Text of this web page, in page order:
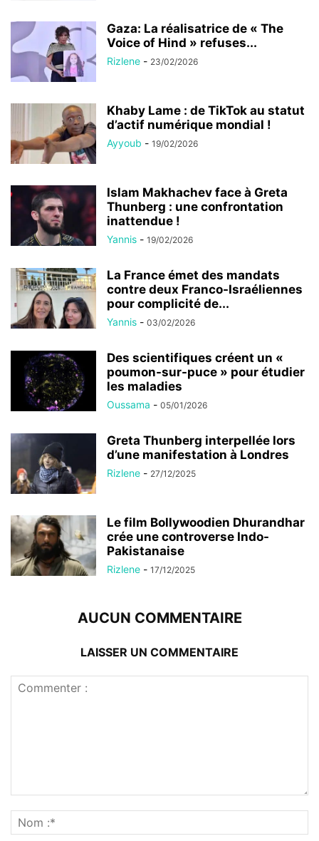
Gaza: La réalisatrice de « The
Voice of Hind » refuses...
Rizlene - 23/02/2026
Khaby Lame : de TikTok au statut
d’actif numérique mondial !
Ayyoub - 19/02/2026
Islam Makhachev face à Greta
Thunberg : une confrontation
inattendue !
Yannis - 19/02/2026
La France émet des mandats
contre deux Franco-Israéliennes
pour complicité de...
Yannis - 03/02/2026
Des scientifiques créent un «
poumon-sur-puce » pour étudier
les maladies
Oussama - 05/01/2026
Greta Thunberg interpellée lors
d’une manifestation à Londres
Rizlene - 27/12/2025
Le film Bollywoodien Dhurandhar
crée une controverse Indo-
Pakistanaise
Rizlene - 17/12/2025
AUCUN COMMENTAIRE
LAISSER UN COMMENTAIRE